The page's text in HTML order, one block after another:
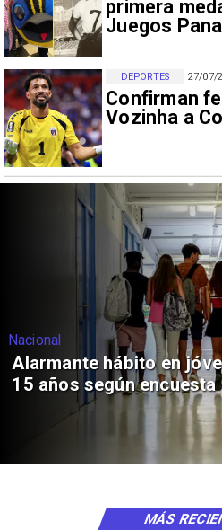
primera
Juegos
27/07/
Confirman
Vozinha a
DEPORTES
Nacional
Alarmante hábito en
15 años según encuesta
MÁS